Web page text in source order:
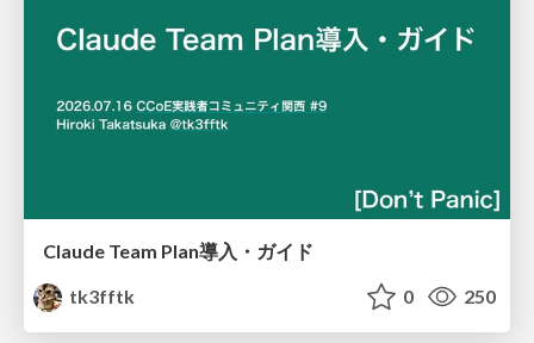
Claude Team Plan導入・ガイド
tk3fftk
0 250